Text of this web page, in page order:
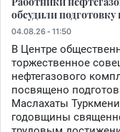
обсудили
04.08.26 - 11:50
В Центре
торжественное
нефтегазового
посвящено
Маслахаты
годовщины